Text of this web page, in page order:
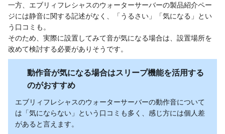
一方、エブリィフレシャスのウォーターサーバーの製品紹介ペー
ジには静音に関する記述がなく、「うるさい」「気になる」とい
う口コミも。
そのため、実際に設置してみて音が気になる場合は、設置場所を
改めて検討する必要がありそうです。
動作音が気になる場合はスリープ機能を活用する
のがおすすめ
エブリィフレシャスのウォーターサーバーの動作音について
は「気にならない」という口コミも多く、感じ方には個人差
があると言えます。